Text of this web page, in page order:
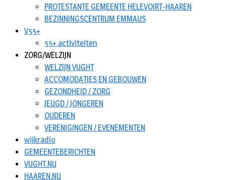
PROTESTANTE GEMEENTE HELEVOIRT-HAAREN
BEZINNINGSCENTRUM EMMAUS
V55+
55+ activiteiten
ZORG/WELZIJN
WELZIJN VUGHT
ACCOMODATIES EN GEBOUWEN
GEZONDHEID / ZORG
JEUGD / JONGEREN
OUDEREN
VERENIGINGEN / EVENEMENTEN
wijkradio
GEMEENTEBERICHTEN
VUGHT.NU
HAAREN.NU